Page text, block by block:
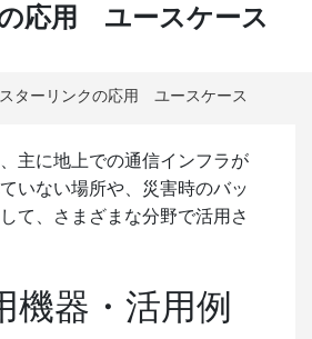
応用 ユースケース
スターリンクの応用 ユースケース
主に地上での通信インフラが
いない場所や、災害時のバッ
て、さまざまな分野で活用さ
機器・活用例